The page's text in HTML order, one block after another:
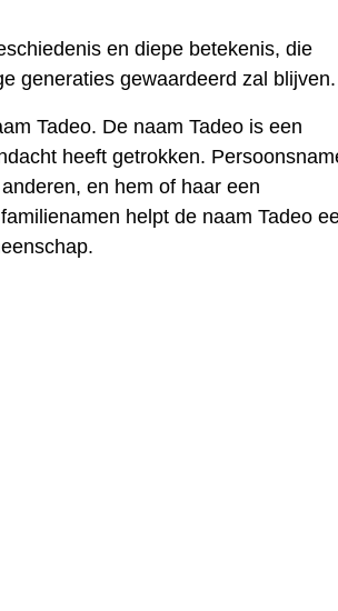
en diepe betekenis, die
generaties gewaardeerd zal blijven.
Tadeo. De naam Tadeo is een
heeft getrokken.
en hem of haar een
helpt de naam Tadeo